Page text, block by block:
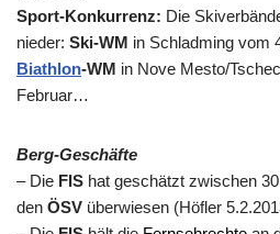
Sport-Konkurrenz: Die
nieder: Ski-WM in Schladming vom
Biathlon-WM in Nove Mesto/
Februar…
Berg-Geschäfte
– Die FIS hat geschätzt zwischen
den ÖSV überwiesen (Höfler